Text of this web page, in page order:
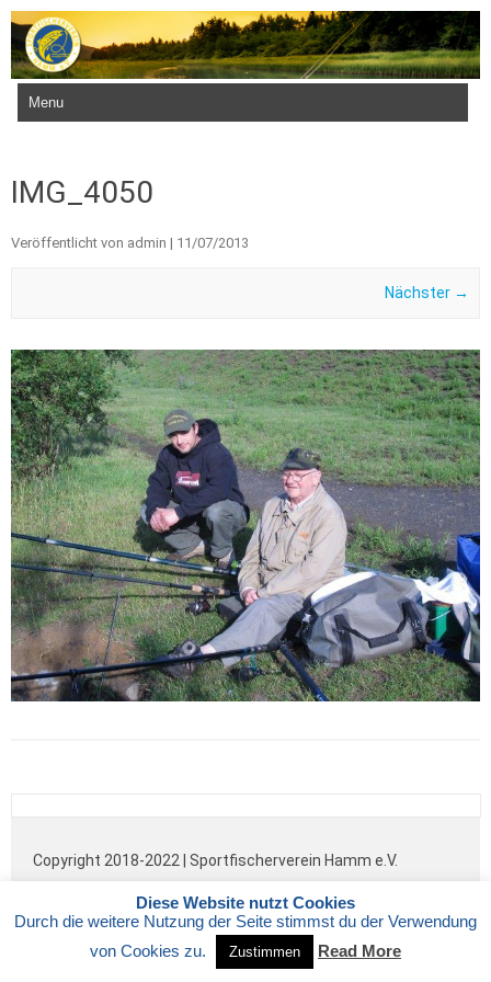
Zum Inhalt springen
IMG_4050
Veröffentlicht von admin | 11/07/2013
Nächster →
Copyright 2018-2022 | Sportfischerverein Hamm e.V.
Diese Website nutzt Cookies
Durch die weitere Nutzung der Seite stimmst du der Verwendung
von Cookies zu.
Zustimmen Read More